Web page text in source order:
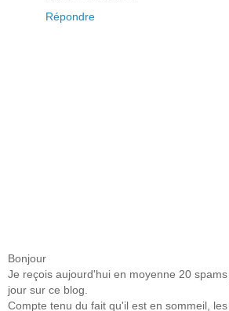
Répondre
Bonjour
Je reçois aujourd'hui en moyenne 20
jour sur ce blog.
Compte tenu du fait qu'il est en sommeil, les